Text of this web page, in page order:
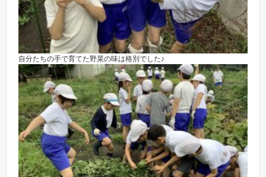
自分たちの手で育てた野菜の味は格別でした♪